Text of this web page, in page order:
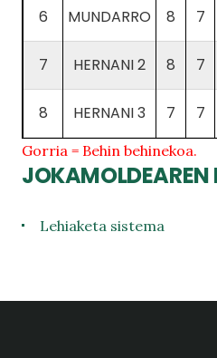
6 MUNDARRO 8 7
7 HERNANI 2 8 7
8 HERNANI 3 7 7
Gorria = Behin behinekoa.
Lehiaketa sistema